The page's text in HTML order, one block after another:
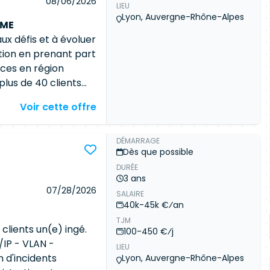
- Cloud &
K8s. -
Ansible -
avancé.
défis et à évoluer
en prenant part
en région
de 40 clients
de leur système
: Au sein d'un
/Sécurité
des
: • Assurer
Firewall,
aux
des équipes
de crise. •
solutionsréseau
Voir cette offre
LIEU
Lyon, Auvergne-Rhône-Alpes
07/28/2026
un(e) ingé.
IP - VLAN -
d'incidents
DÉMARRAGE
Dès que possible
DURÉE
3 ans
SALAIRE
40k-45k €⁄an
TJM
100-450 €⁄j
LIEU
Lyon, Auvergne-Rhône-Alpes